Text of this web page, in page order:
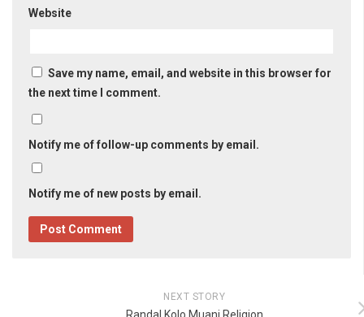
Website
Save my name, email, and website in this browser for
the next time I comment.
Notify me of follow-up comments by email.
Notify me of new posts by email.
NEXT STORY
Randal Kolo Muani Religion